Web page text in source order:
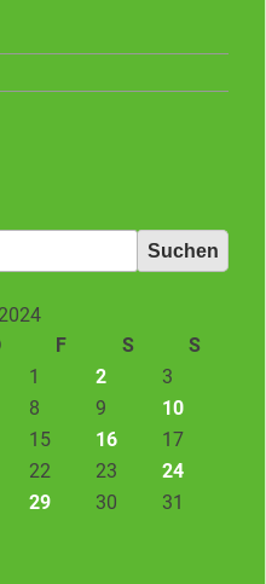
F S
S
1
2
3
8 9
10
15 16
17
22 23
24
29 30 31